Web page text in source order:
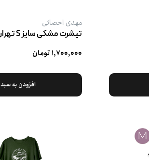
مهدی احصائی
۱,۷۰۰,۰۰۰ تومان
افزودن به سبد